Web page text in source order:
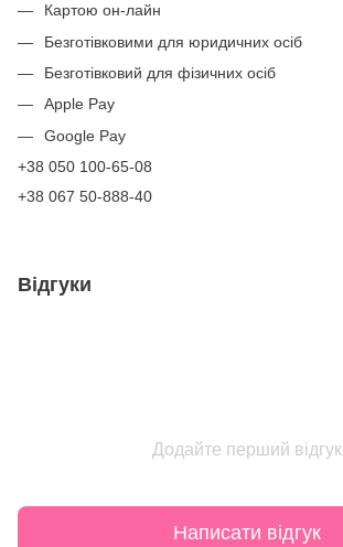
Картою он-лайн
Безготівковими для юридичних осіб
Безготівковий для фізичних осіб
Apple Pay
Google Pay
+38 050 100-65-08
+38 067 50-888-40
Відгуки
Додайте перший відгук
Написати відгук